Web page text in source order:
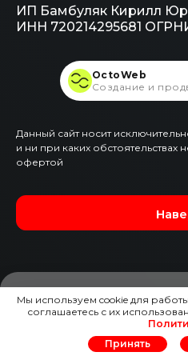
ИП Бамбуляк Кирилл
ИНН 720214295681
Данный сайт носит
и ни при каких обстоятельствах
офертой
OctoWeb
Создание и
Мы используем cookie для
соглашаетесь с их
Принять
ЗАЯВКА НА